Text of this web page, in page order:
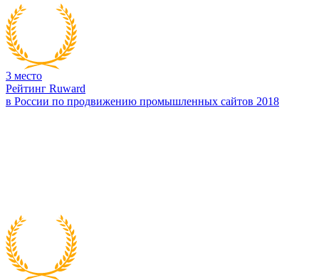
3 место
Рейтинг Ruward
в России по продвижению промышленных сайтов 2018